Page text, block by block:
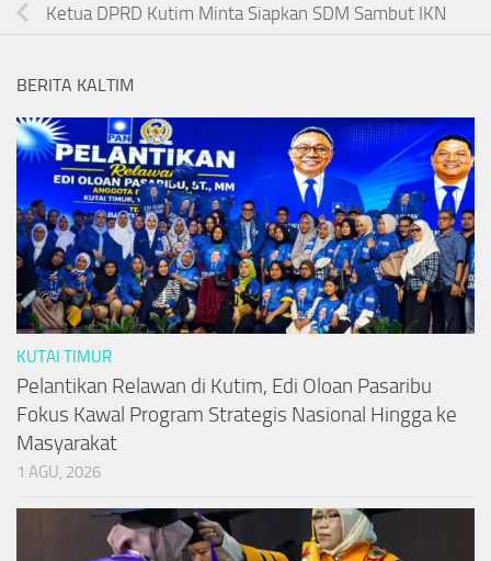
Ketua DPRD Kutim Minta Siapkan SDM Sambut IKN
BERITA KALTIM
KUTAI TIMUR
Pelantikan Relawan di Kutim, Edi Oloan Pasaribu
Fokus Kawal Program Strategis Nasional Hingga ke
Masyarakat
1 AGU, 2026